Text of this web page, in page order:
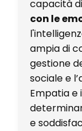
capacità
con le
ampia di
gestione
sociale e
Empatia e
e